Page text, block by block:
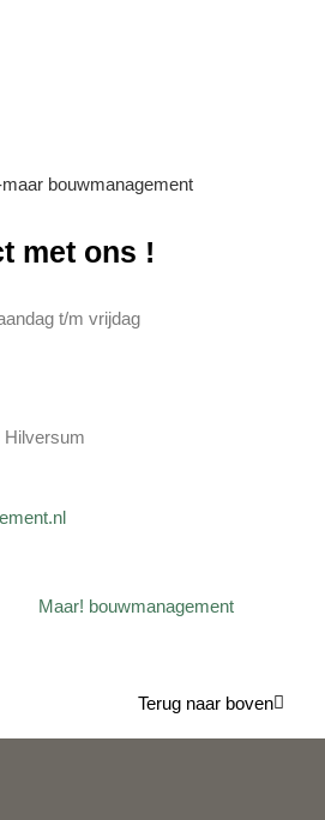
met ons !
t/m vrijdag
Hilversum
Terug naar boven